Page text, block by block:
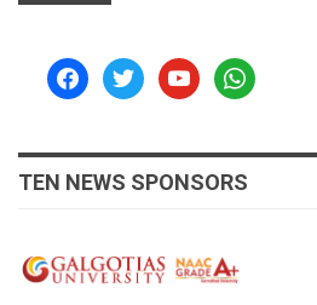
facebooktwitteryoutubewhatsapp
TEN NEWS SPONSORS